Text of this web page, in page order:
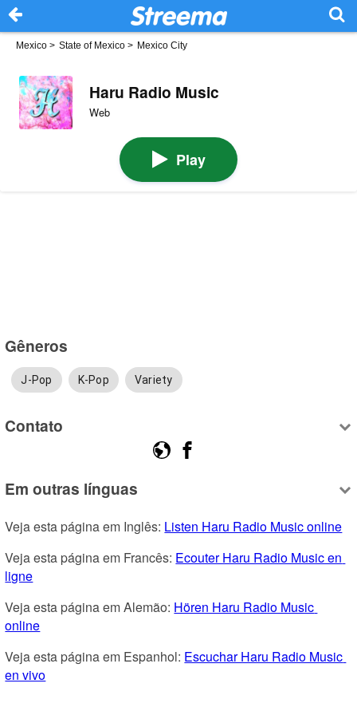
Mexico > State of Mexico > Mexico City
Haru Radio Music
Web
Play
Gêneros
J-Pop K-Pop Variety
Contato
Em outras línguas
Veja esta página em Inglês: Listen Haru Radio Music online
Veja esta página em Francês: Ecouter Haru Radio Music en
ligne
Veja esta página em Alemão: Hören Haru Radio Music
online
Veja esta página em Espanhol: Escuchar Haru Radio Music
en vivo